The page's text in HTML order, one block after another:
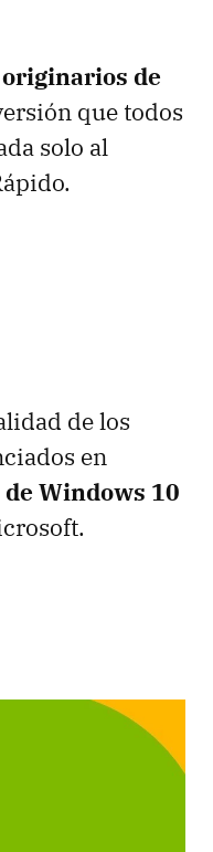
originarios de
que todos
solo al
de los
en
Windows 10